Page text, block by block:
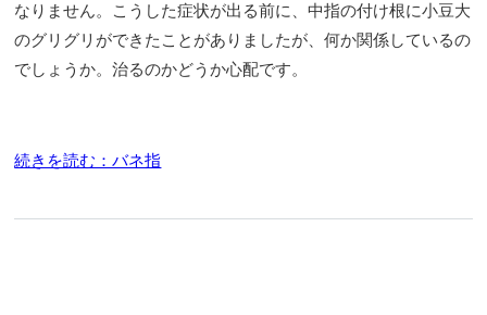
なりません。こうした症状が出る前に、中指の付け根に小豆大
のグリグリができたことがありましたが、何か関係しているの
でしょうか。治るのかどうか心配です。
続きを読む：バネ指